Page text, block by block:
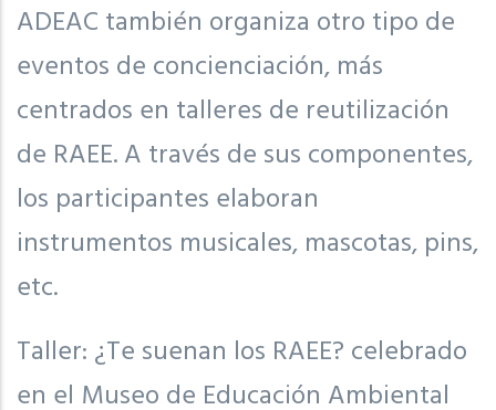
ADEAC también organiza otro tipo de
eventos de concienciación, más
centrados en talleres de reutilización
de RAEE. A través de sus componentes,
los participantes elaboran
instrumentos musicales, mascotas, pins,
etc.
Taller: ¿Te suenan los RAEE? celebrado
en el Museo de Educación Ambiental